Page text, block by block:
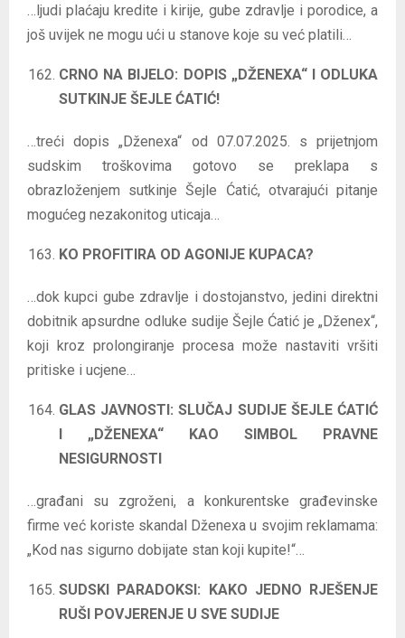
…ljudi plaćaju kredite i kirije, gube zdravlje i porodice, a
još uvijek ne mogu ući u stanove koje su već platili…
CRNO NA BIJELO: DOPIS „DŽENEXA“ I ODLUKA
SUTKINJE ŠEJLE ĆATIĆ!
…treći dopis „Dženexa“ od 07.07.2025. s prijetnjom
sudskim troškovima gotovo se preklapa s
obrazloženjem sutkinje Šejle Ćatić, otvarajući pitanje
mogućeg nezakonitog uticaja…
KO PROFITIRA OD AGONIJE KUPACA?
…dok kupci gube zdravlje i dostojanstvo, jedini direktni
dobitnik apsurdne odluke sudije Šejle Ćatić je „Dženex“,
koji kroz prolongiranje procesa može nastaviti vršiti
pritiske i ucjene…
GLAS JAVNOSTI: SLUČAJ SUDIJE ŠEJLE ĆATIĆ
I „DŽENEXA“ KAO SIMBOL PRAVNE
NESIGURNOSTI
…građani su zgroženi, a konkurentske građevinske
firme već koriste skandal Dženexa u svojim reklamama:
„Kod nas sigurno dobijate stan koji kupite!“…
SUDSKI PARADOKSI: KAKO JEDNO RJEŠENJE
RUŠI POVJERENJE U SVE SUDIJE